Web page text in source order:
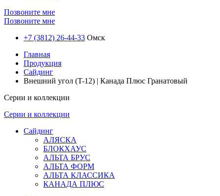
Позвоните мне
Позвоните мне
+7 (3812) 26-44-33 Омск
Главная
Продукция
Сайдинг
Внешний угол (T-12) | Канада Плюс Гранатовый
Серии и коллекции
Серии и коллекции
Сайдинг
АЛЯСКА
БЛОКХАУС
АЛЬТА БРУС
АЛЬТА ФОРМ
АЛЬТА КЛАССИКА
КАНАДА ПЛЮС